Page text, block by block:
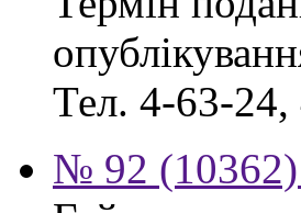
Тел. 4-63-24,
№ 92 (10362)